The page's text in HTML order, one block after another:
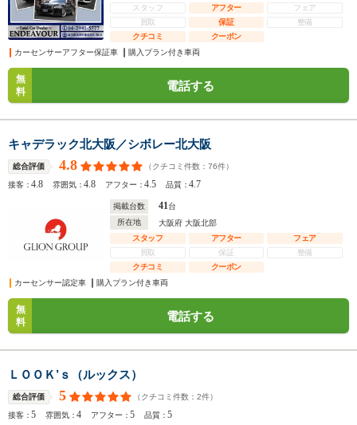
スタッフ
アフター
フェア
買取
保証
整備
クチコミ
クーポン
カーセンサーアフター保証車
購入プラン付き車両
無
料
電話する
キャデラック北大阪／シボレー北大阪
総合評価 4.8 （クチコミ件数： 76件）
接客：4.8 雰囲気：4.8 アフター：4.5 品質：4.7
掲載台数 41台
所在地
大阪府 大阪北部
スタッフ
アフター
フェア
買取
保証
整備
クチコミ
クーポン
カーセンサー認定車
購入プラン付き車両
無
料
電話する
ＬＯＯＫ’ｓ（ルックス）
総合評価 5 （クチコミ件数： 2件）
接客：5 雰囲気：4 アフター：5 品質：5